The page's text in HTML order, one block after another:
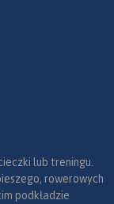
lub treningu.
rowerowych
podkładzie